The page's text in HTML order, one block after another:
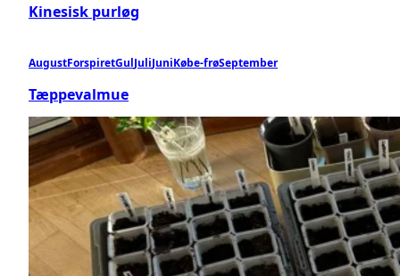
Kinesisk purløg
AugustForspiretGulJuliJuniKøbe-frøSeptember
Tæppevalmue